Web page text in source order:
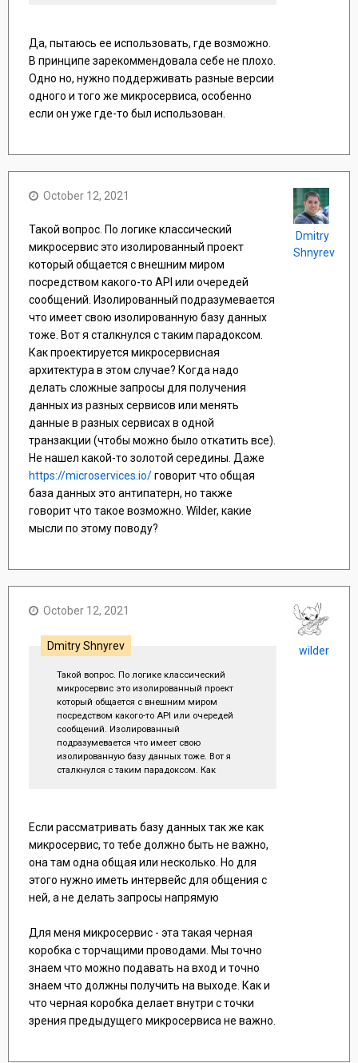
Да, пытаюсь ее использовать, где возможно.
В принципе зарекоммендовала себе не плохо.
Одно но, нужно поддерживать разные версии
одного и того же микросервиса, особенно
если он уже где-то был использован.
October 12, 2021
Такой вопрос. По логике классический
микросервис это изолированный проект
который общается с внешним миром
посредством какого-то API или очередей
сообщений. Изолированный подразумевается
что имеет свою изолированную базу данных
тоже. Вот я сталкнулся с таким парадоксом.
Как проектируется микросервисная
архитектура в этом случае? Когда надо
делать сложные запросы для получения
данных из разных сервисов или менять
данные в разных сервисах в одной
транзакции (чтобы можно было откатить все).
Не нашел какой-то золотой середины. Даже
https://microservices.io/говорит что общая
база данных это антипатерн, но также
говорит что такое возможно. Wilder, какие
мысли по этому поводу?
Dmitry
Shnyrev
October 12, 2021
Dmitry Shnyrev
Такой вопрос. По логике классический
микросервис это изолированный проект
который общается с внешним миром
посредством какого-то API или очередей
сообщений. Изолированный
подразумевается что имеет свою
изолированную базу данных тоже. Вот я
сталкнулся с таким парадоксом. Как
сервисов или менять данные в разных
сервисах в одной транзакции (чтобы можно
было откатить все). Не нашел какой-то
золотой середины. Даже
https://microservices.io/ говорит что общая
говорит что такое возможно. Wilder, какие
Если рассматривать базу данных так же как
микросервис, то тебе должно быть не важно,
она там одна общая или несколько. Но для
этого нужно иметь интервейс для общения с
ней, а не делать запросы напрямую
Для меня микросервис - эта такая черная
коробка с торчащими проводами. Мы точно
знаем что можно подавать на вход и точно
знаем что должны получить на выходе. Как и
что черная коробка делает внутри с точки
зрения предыдущего микросервиса не важно.
wilder